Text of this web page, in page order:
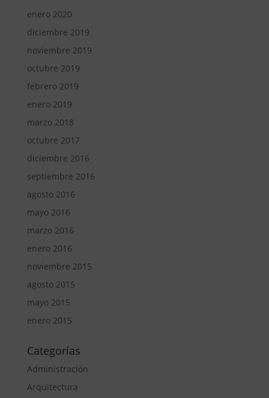
enero 2020
diciembre 2019
noviembre 2019
octubre 2019
febrero 2019
enero 2019
marzo 2018
octubre 2017
diciembre 2016
septiembre 2016
agosto 2016
mayo 2016
marzo 2016
enero 2016
noviembre 2015
agosto 2015
mayo 2015
enero 2015
Categorías
Administración
Arquitectura